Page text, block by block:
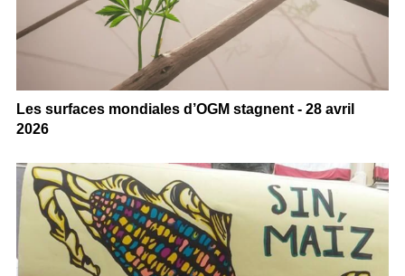
Les surfaces mondiales d’OGM stagnent - 28 avril
2026